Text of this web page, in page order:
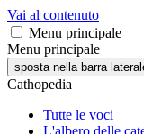
Vai al contenuto
Menu principale
Menu principale
sposta nella barra
Cathopedia
Tutte le voci
L'albero delle